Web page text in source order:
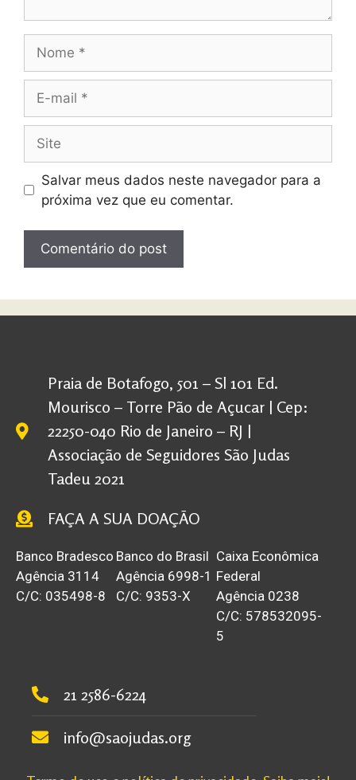
Salvar meus dados neste navegador para a
próxima vez que eu comentar.
Praia de Botafogo, 501 – Sl 101 Ed.
Mourisco – Torre Pão de Açucar | Cep:
22250-040 Rio de Janeiro – RJ |
Associação de Seguidores São Judas
Tadeu 2021
FAÇA A SUA DOAÇÃO
Banco Bradesco
Agência 3114
C/C: 035498-8
Banco do Brasil
Agência 6998-1
C/C: 9353-X
Caixa Econômica
Federal
Agência 0238
C/C: 578532095-
5
21 2586-6224
info@saojudas.org